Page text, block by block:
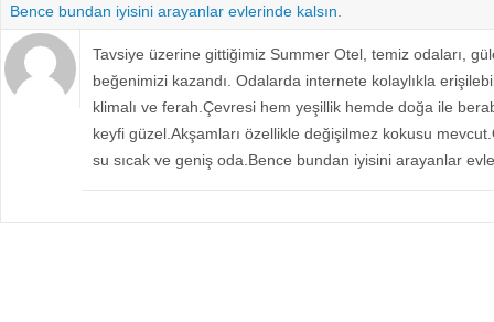
Bence bundan iyisini arayanlar evlerinde kalsın.
Tavsiye üzerine gittiğimiz Summer Otel, temiz odaları,
beğenimizi kazandı. Odalarda internete kolaylıkla
klimalı ve ferah.Çevresi hem yeşillik hemde doğa ile
keyfi güzel.Akşamları özellikle değişilmez kokusu
su sıcak ve geniş oda.Bence bundan iyisini arayanlar